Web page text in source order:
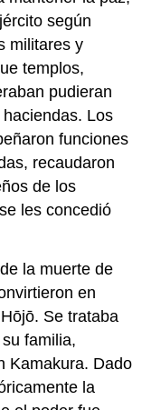
según
militares y
templos,
pudieran
Los
funciones
recaudaron
de los
les concedió
la muerte de
en
Se trataba
familia,
Kamakura. Dado
la